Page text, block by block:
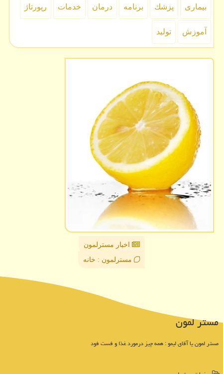
بیماری پزشك برنامه درمان خدمات رپورتاژ
آموزش تولید
اخبار مسترلمون
مسترلمون : خانه
مستر لمون
مستر لمون یا آقای لیمو : همه چیز درمورد غذا و فست فود